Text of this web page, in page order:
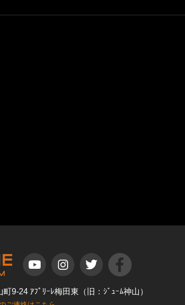
9-24 ｱﾌﾟﾘｰﾚ梅田東（旧：ｼﾞｭｰﾑ神山）